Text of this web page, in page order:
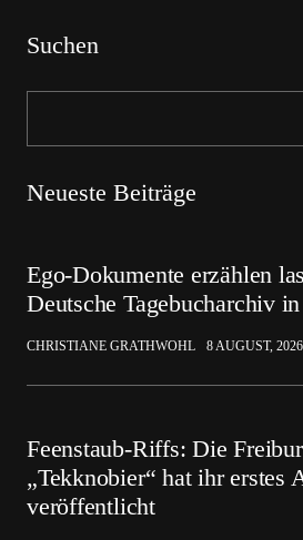
Suchen
Neueste Beiträge
Ego-Dokumente erzählen
Deutsche Tagebucharchiv
CHRISTIANE GRATHWOHL 8 AUGUST, 2026
Feenstaub-Riffs: Die
„Tekknobier“ hat ihr erstes
veröffentlicht